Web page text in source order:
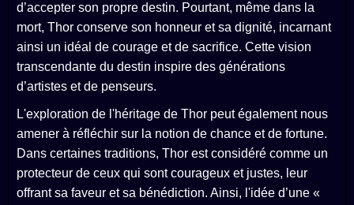
d’accepter son propre destin. Pourtant, même dans la
mort, Thor conserve son honneur et sa dignité, incarnant
ainsi un idéal de courage et de sacrifice. Cette vision
transcendante du destin inspire des générations
d’artistes et de penseurs.
L'exploration de l'héritage de Thor peut également nous
amener à réfléchir sur la notion de chance et de fortune.
Dans certaines traditions, Thor est considéré comme un
protecteur de ceux qui sont courageux et justes, leur
offrant sa faveur et sa bénédiction. Ainsi, l'idée d’une «